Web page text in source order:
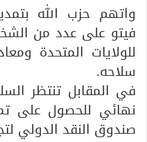
واتهم حزب الله
فيتو على عدد من
للولايات المتحدة
سلاحه.
في المقابل تنتظر
نهائي للحصول على
صندوق النقد الدولي